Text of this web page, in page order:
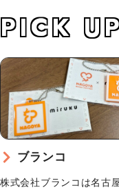
PICK
ブランコ
株式会社ブランコは名古